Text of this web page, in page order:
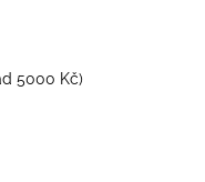
5000 Kč)